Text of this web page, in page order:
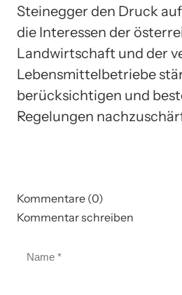
Steinegger den Druck
die Interessen der
Landwirtschaft und der
Lebensmittelbetriebe
berücksichtigen und
Regelungen
Kommentare (0)
Kommentar schreiben